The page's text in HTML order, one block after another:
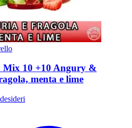
Mix 10 +10 Angury &
menta e lime